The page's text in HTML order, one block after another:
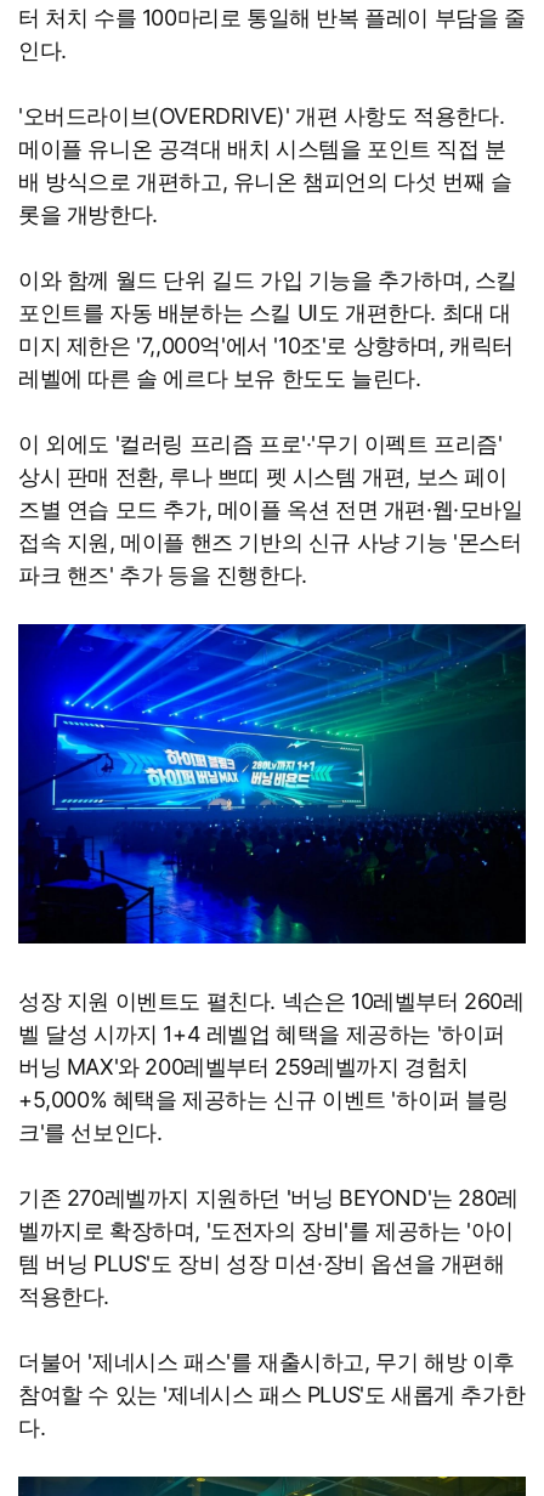
터 처치 수를 100마리로 통일해 반복 플레이 부담을 줄
인다.
'오버드라이브(OVERDRIVE)' 개편 사항도 적용한다.
메이플 유니온 공격대 배치 시스템을 포인트 직접 분
배 방식으로 개편하고, 유니온 챔피언의 다섯 번째 슬
롯을 개방한다.
이와 함께 월드 단위 길드 가입 기능을 추가하며, 스킬
포인트를 자동 배분하는 스킬 UI도 개편한다. 최대 대
미지 제한은 '7,,000억'에서 '10조'로 상향하며, 캐릭터
레벨에 따른 솔 에르다 보유 한도도 늘린다.
이 외에도 '컬러링 프리즘 프로'·'무기 이펙트 프리즘'
상시 판매 전환, 루나 쁘띠 펫 시스템 개편, 보스 페이
즈별 연습 모드 추가, 메이플 옥션 전면 개편·웹·모바일
접속 지원, 메이플 핸즈 기반의 신규 사냥 기능 '몬스터
파크 핸즈' 추가 등을 진행한다.
성장 지원 이벤트도 펼친다. 넥슨은 10레벨부터 260레
벨 달성 시까지 1+4 레벨업 혜택을 제공하는 '하이퍼
버닝 MAX'와 200레벨부터 259레벨까지 경험치
+5,000% 혜택을 제공하는 신규 이벤트 '하이퍼 블링
크'를 선보인다.
기존 270레벨까지 지원하던 '버닝 BEYOND'는 280레
벨까지로 확장하며, '도전자의 장비'를 제공하는 '아이
템 버닝 PLUS'도 장비 성장 미션·장비 옵션을 개편해
적용한다.
더불어 '제네시스 패스'를 재출시하고, 무기 해방 이후
참여할 수 있는 '제네시스 패스 PLUS'도 새롭게 추가한
다.